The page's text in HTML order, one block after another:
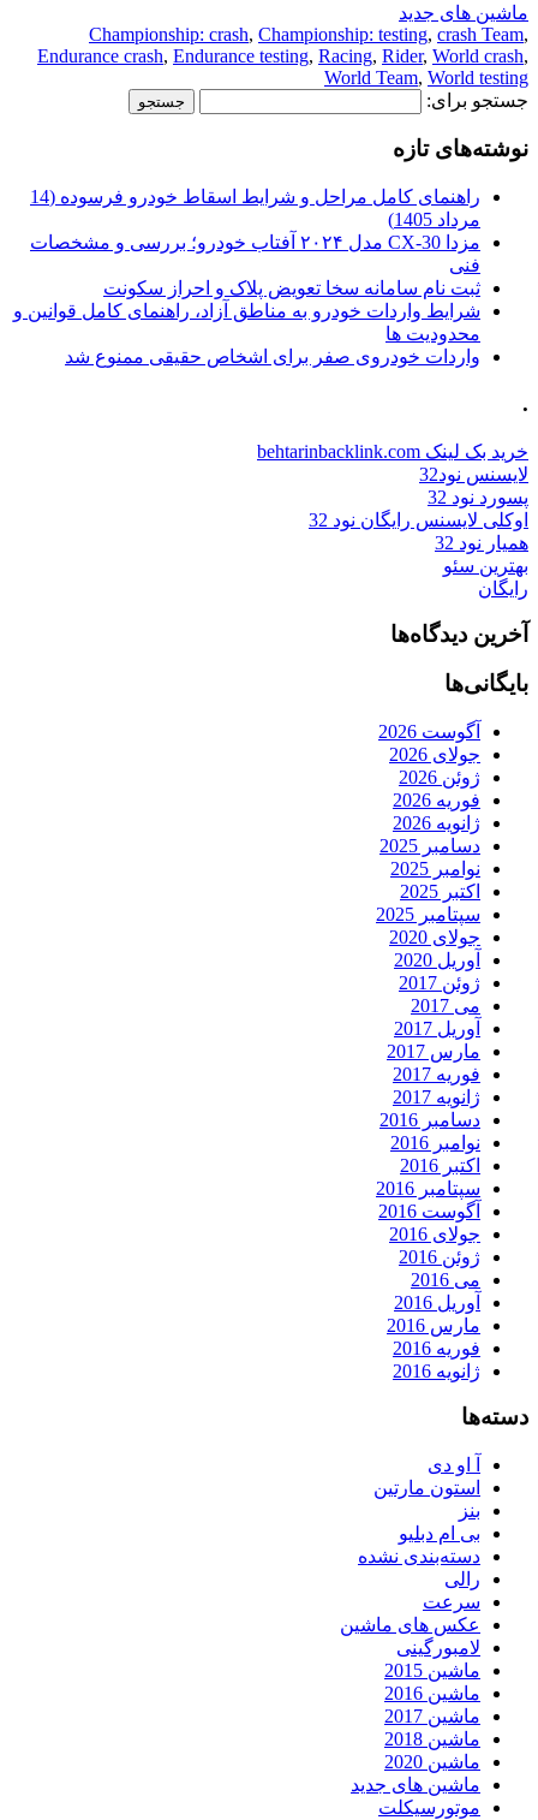
ماشین های جدید
Championship: crash, Championship: testing, crash Team,
Endurance crash, Endurance testing, Racing, Rider, World crash,
World Team, World testing
جستجو برای:
نوشته‌های تازه
راهنمای کامل مراحل و شرایط اسقاط خودرو فرسوده (14
مرداد 1405)
مزدا CX-30 مدل ۲۰۲۴ آفتاب خودرو؛ بررسی و مشخصات
فنی
ثبت نام سامانه سخا تعویض پلاک و احراز سکونت
شرایط واردات خودرو به مناطق آزاد، راهنمای کامل قوانین و
محدودیت ها
واردات خودروی صفر برای اشخاص حقیقی ممنوع شد
.
خرید بک لینک behtarinbacklink.com
لایسنس نود32
پسورد نود 32
اوکلی لایسنس رایگان نود 32
همیار نود 32
بهترین سئو
رایگان
آخرین دیدگاه‌ها
بایگانی‌ها
آگوست 2026
جولای 2026
ژوئن 2026
فوریه 2026
ژانویه 2026
دسامبر 2025
نوامبر 2025
اکتبر 2025
سپتامبر 2025
جولای 2020
آوریل 2020
ژوئن 2017
می 2017
آوریل 2017
مارس 2017
فوریه 2017
ژانویه 2017
دسامبر 2016
نوامبر 2016
اکتبر 2016
سپتامبر 2016
آگوست 2016
جولای 2016
ژوئن 2016
می 2016
آوریل 2016
مارس 2016
فوریه 2016
ژانویه 2016
دسته‌ها
آ او دی
استون مارتین
بنز
بی ام دبلیو
دسته‌بندی نشده
رالی
سرعت
عکس های ماشین
لامبورگینی
ماشین 2015
ماشین 2016
ماشین 2017
ماشین 2018
ماشین 2020
ماشین های جدید
موتورسیکلت